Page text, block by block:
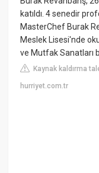
katıldı. 4 senedir
MasterChef Burak
Meslek Lisesi'nde
ve Mutfak Sanatları
Kaynak kaldırma
hurriyet.com.tr